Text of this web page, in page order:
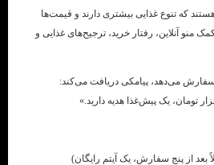
که تنوع غذایی بیشتری دارند و قیمت‌ها
منو آنلاین، رفتار خرید، ترجیح‌های غذایی و
سفارش می‌دهد، پیامکی دریافت می‌کند:
بعد از پنج سفارش، یک آیتم رایگان)